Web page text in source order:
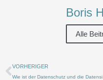
t
t
r
t
a
g
r
Boris
Alle
Zurück
VORHERIGER